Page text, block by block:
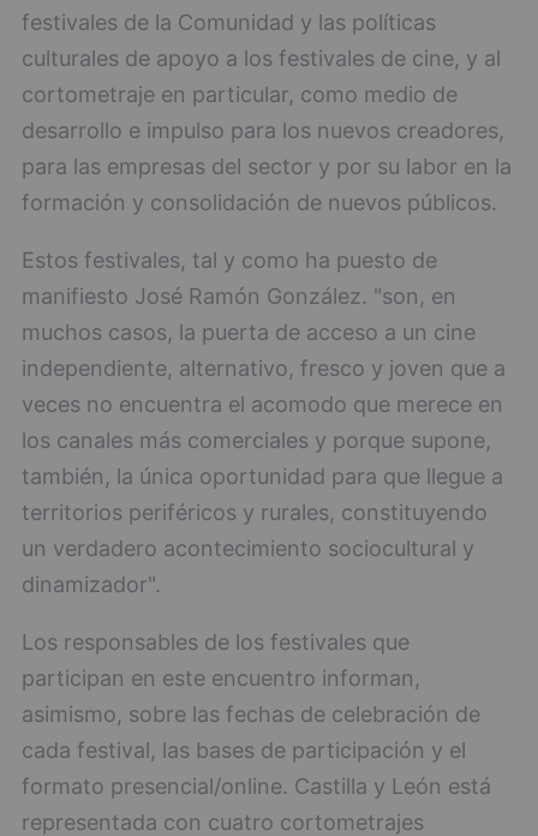
festivales de la Comunidad y las políticas
culturales de apoyo a los festivales de cine, y al
cortometraje en particular, como medio de
desarrollo e impulso para los nuevos creadores,
para las empresas del sector y por su labor en la
formación y consolidación de nuevos públicos.
Estos festivales, tal y como ha puesto de
manifiesto José Ramón González. "son, en
muchos casos, la puerta de acceso a un cine
independiente, alternativo, fresco y joven que a
veces no encuentra el acomodo que merece en
los canales más comerciales y porque supone,
también, la única oportunidad para que llegue a
territorios periféricos y rurales, constituyendo
un verdadero acontecimiento sociocultural y
dinamizador".
Los responsables de los festivales que
participan en este encuentro informan,
asimismo, sobre las fechas de celebración de
cada festival, las bases de participación y el
formato presencial/online. Castilla y León está
representada con cuatro cortometrajes